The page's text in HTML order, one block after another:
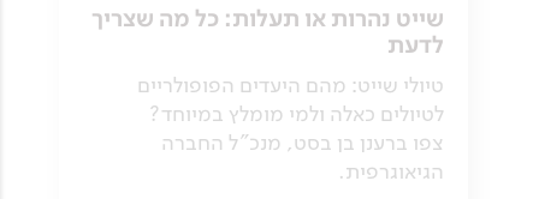
שייט נהרות או תעלות: כל מה שצריך
לדעת
טיולי שייט: מהם היעדים הפופולריים
לטיולים כאלה ולמי מומלץ במיוחד?
צפו ברענן בן בסט, מנכ"ל החברה
הגיאוגרפית.